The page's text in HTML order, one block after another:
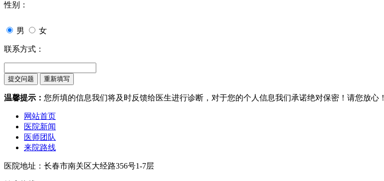
性别：
男 女
联系方式：
温馨提示： 您所填的信息我们将及时反馈给医生进行诊断，对于您的个人信息我们承诺绝对保密！请您放心！
网站首页
医院新闻
医师团队
来院路线
医院地址：长春市南关区大经路356号1-7层